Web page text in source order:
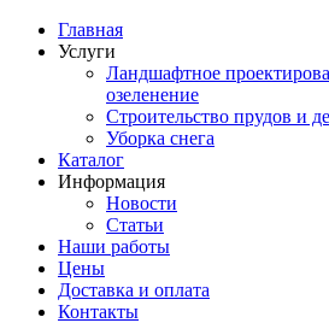
Главная
Услуги
Ландшафтное
озеленение
Строительство прудов и
Уборка снега
Каталог
Информация
Новости
Статьи
Наши работы
Цены
Доставка и оплата
Контакты